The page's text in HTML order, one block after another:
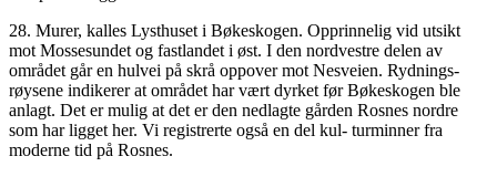
28. Murer, kalles Lysthuset i Bøkeskogen. Opprinnelig vid utsikt
mot Mossesundet og fastlandet i øst. I den nordvestre delen av
området går en hulvei på skrå oppover mot Nesveien. Rydnings-
røysene indikerer at området har vært dyrket før Bøkeskogen ble
anlagt. Det er mulig at det er den nedlagte gården Rosnes nordre
som har ligget her. Vi registrerte også en del kul- turminner fra
moderne tid på Rosnes.